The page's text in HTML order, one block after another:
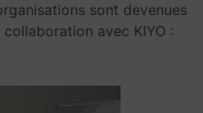
sont devenues
avec KIYO :